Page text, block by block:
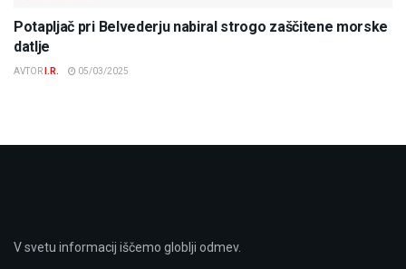
Potapljač pri Belvederju nabiral strogo zaščitene morske
datlje
AVTOR I.R. 05/03/2025
V svetu informacij iščemo globlji odmev.